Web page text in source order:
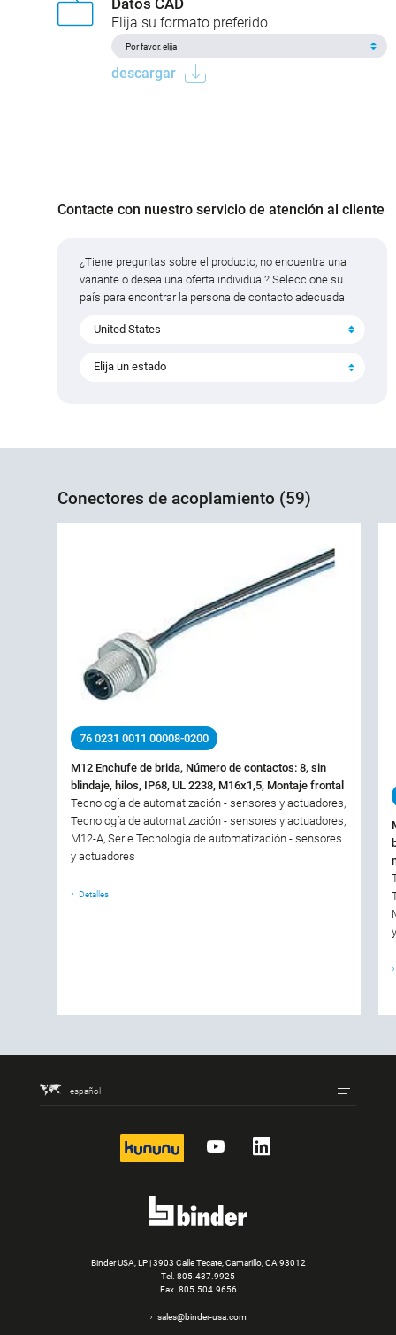
Datos CAD
Elija su formato preferido
descargar
Contacte con nuestro servicio de atención al cliente
¿Tiene preguntas sobre el producto, no encuentra una
variante o desea una oferta individual? Seleccione su
país para encontrar la persona de contacto adecuada.
United States
Elija un estado
Conectores de acoplamiento (59)
76 0231 0011 00008-0200
M12 Enchufe de brida, Número de contactos: 8, sin
blindaje, hilos, IP68, UL 2238, M16x1,5, Montaje frontal
Tecnología de automatización - sensores y actuadores,
Tecnología de automatización - sensores y actuadores,
M12-A, Serie Tecnología de automatización - sensores
y actuadores
Detalles
español
kununu YouTubeLinkedIn
Binder USA, LP | 3903 Calle Tecate, Camarillo, CA 93012
Tel. 805.437.9925
Fax. 805.504.9656
sales@binder-usa.com